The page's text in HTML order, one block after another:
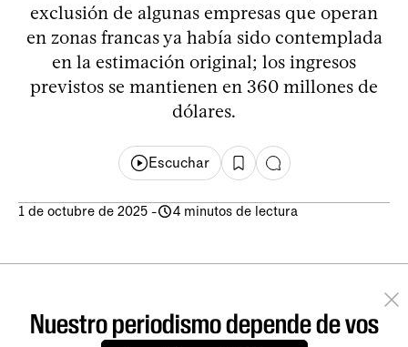
exclusión de algunas empresas que operan
en zonas francas ya había sido contemplada
en la estimación original; los ingresos
previstos se mantienen en 360 millones de
dólares.
Escuchar
1 de octubre de 2025 - 4 minutos de lectura
Nuestro periodismo depende de vos